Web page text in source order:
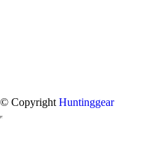
© Copyright Huntinggear